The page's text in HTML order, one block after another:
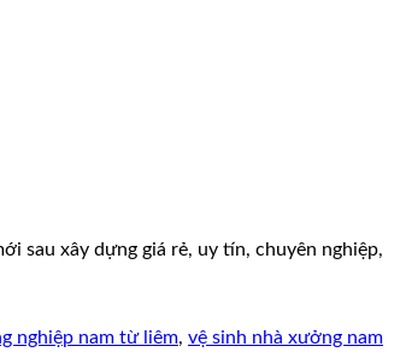
sau xây dựng giá rẻ, uy tín, chuyên nghiệp,
nghiệp nam từ liêm, vệ sinh nhà xưởng nam